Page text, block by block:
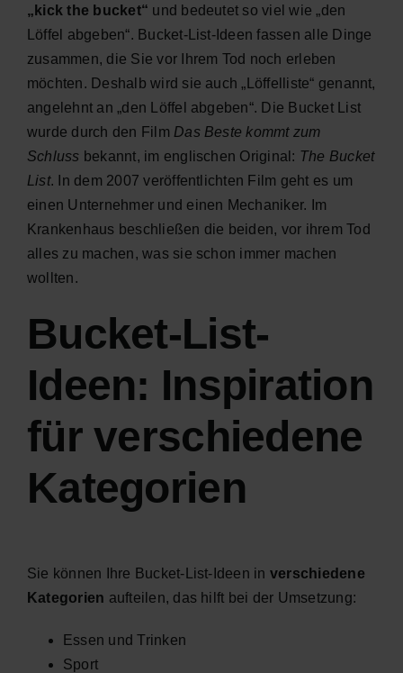
„kick the bucket“ und bedeutet so viel wie „den
Löffel abgeben“. Bucket-List-Ideen fassen alle Dinge
zusammen, die Sie vor Ihrem Tod noch erleben
möchten. Deshalb wird sie auch „Löffelliste“ genannt,
angelehnt an „den Löffel abgeben“. Die Bucket List
wurde durch den Film Das Beste kommt zum
Schluss bekannt, im englischen Original: The Bucket
List. In dem 2007 veröffentlichten Film geht es um
einen Unternehmer und einen Mechaniker. Im
Krankenhaus beschließen die beiden, vor ihrem Tod
alles zu machen, was sie schon immer machen
wollten.
Bucket-List-
Ideen: Inspiration
für verschiedene
Kategorien
Sie können Ihre Bucket-List-Ideen in verschiedene
Kategorien aufteilen, das hilft bei der Umsetzung:
Essen und Trinken
Sport